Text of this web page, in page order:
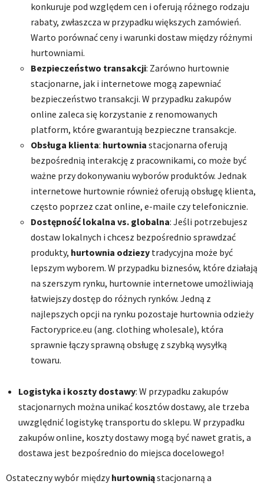
konkuruje pod względem cen i oferują różnego rodzaju
rabaty, zwłaszcza w przypadku większych zamówień.
Warto porównać ceny i warunki dostaw między różnymi
hurtowniami.
Bezpieczeństwo transakcji: Zarówno hurtownie
stacjonarne, jak i internetowe mogą zapewniać
bezpieczeństwo transakcji. W przypadku zakupów
online zaleca się korzystanie z renomowanych
platform, które gwarantują bezpieczne transakcje.
Obsługa klienta: hurtownia stacjonarna oferują
bezpośrednią interakcję z pracownikami, co może być
ważne przy dokonywaniu wyborów produktów. Jednak
internetowe hurtownie również oferują obsługę klienta,
często poprzez czat online, e-maile czy telefonicznie.
Dostępność lokalna vs. globalna: Jeśli potrzebujesz
dostaw lokalnych i chcesz bezpośrednio sprawdzać
produkty, hurtownia odziezy tradycyjna może być
lepszym wyborem. W przypadku biznesów, które działają
na szerszym rynku, hurtownie internetowe umożliwiają
łatwiejszy dostęp do różnych rynków. Jedną z
najlepszych opcji na rynku pozostaje hurtownia odzieży
Factoryprice.eu (ang. clothing wholesale), która
sprawnie łączy sprawną obsługę z szybką wysyłką
towaru.
Logistyka i koszty dostawy: W przypadku zakupów
stacjonarnych można unikać kosztów dostawy, ale trzeba
uwzględnić logistykę transportu do sklepu. W przypadku
zakupów online, koszty dostawy mogą być nawet gratis, a
dostawa jest bezpośrednio do miejsca docelowego!
Ostateczny wybór międzyhurtowniąstacjonarną a